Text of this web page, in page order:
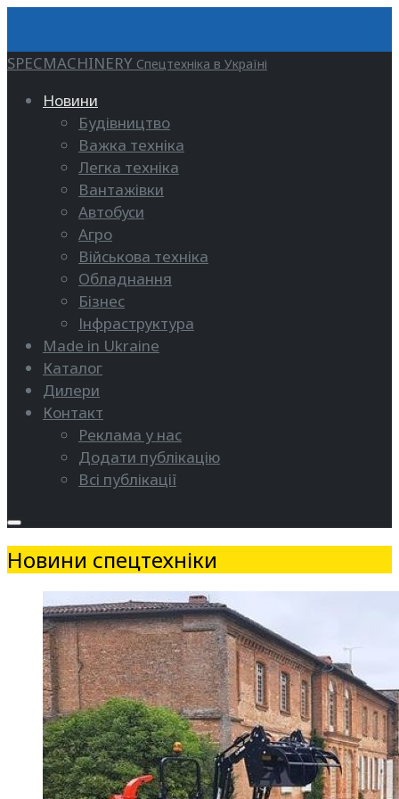
SPECMACHINERY Спецтехніка в Україні
Новини
Будівництво
Важка техніка
Легка техніка
Вантажівки
Автобуси
Агро
Військова техніка
Обладнання
Бізнес
Інфраструктура
Made in Ukraine
Каталог
Дилери
Контакт
Реклама у нас
Додати публікацію
Всі публікації
Новини спецтехніки